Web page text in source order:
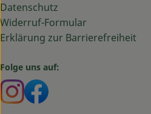
Datenschutz
Widerruf-Formular
Erklärung zur Barrierefreiheit
Folge uns auf:
Externer Link zu https://
Externer Link zu